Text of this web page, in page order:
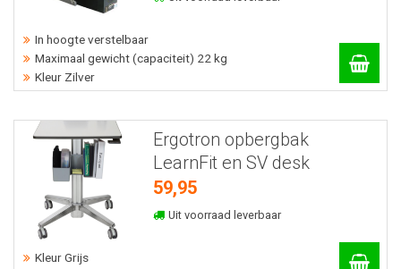
In hoogte verstelbaar
Maximaal gewicht (capaciteit) 22 kg
Kleur Zilver
Ergotron opbergbak
LearnFit en SV desk
59,95
Uit voorraad leverbaar
Kleur Grijs